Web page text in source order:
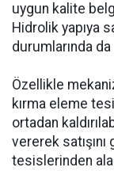
uygun kalite
Hidrolik yapıya
durumlarında
Özellikle
kırma eleme
ortadan
vererek
tesislerinden